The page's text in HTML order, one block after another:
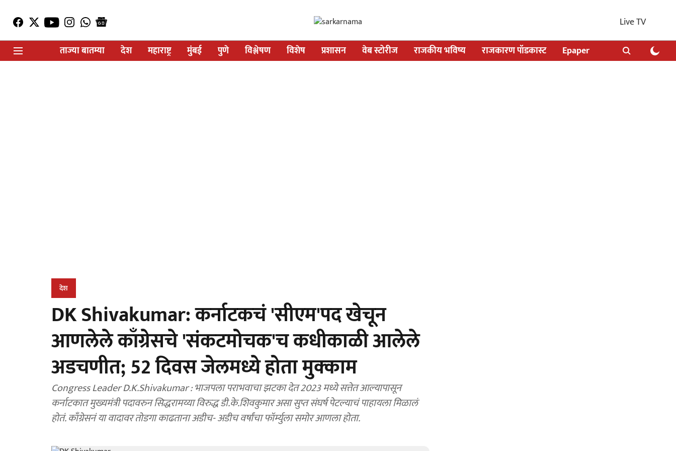
Live TV
ताज्या बातम्या
देश महाराष्ट्र मुंबई पुणे विश्लेषण विशेष प्रशासन वेब स्टोरीज राजकीय भविष्य राजकारण पॉडकास्ट Epaper
देश
DK Shivakumar: कर्नाटकचं 'सीएम'पद खेचून
आणलेले काँग्रेसचे 'संकटमोचक'च कधीकाळी आलेले
अडचणीत; 52 दिवस जेलमध्ये होता मुक्काम
Congress Leader D.K.Shivakumar : भाजपला पराभवाचा झटका देत 2023 मध्ये सत्तेत आल्यापासून
कर्नाटकात मुख्यमंत्री पदावरुन सिद्धरामय्या विरुद्ध डी.के.शिवकुमार असा सुप्त संघर्ष पेटल्याचं पाहायला मिळालं
होतं. काँग्रेसनं या वादावर तोडगा काढताना अडीच- अडीच वर्षांचा फॉर्म्युला समोर आणला होता.